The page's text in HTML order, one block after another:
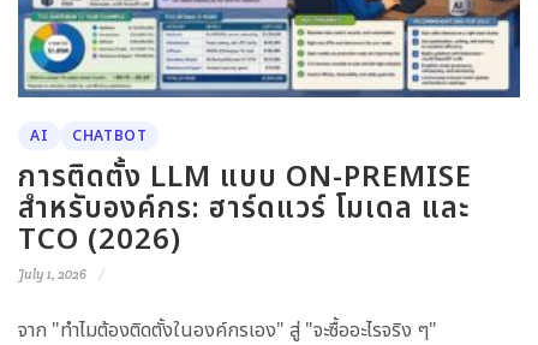
AI CHATBOT
การติดตั้ง LLM แบบ ON-PREMISE
สำหรับองค์กร: ฮาร์ดแวร์ โมเดล และ
TCO (2026)
July 1, 2026
จาก "ทำไมต้องติดตั้งในองค์กรเอง" สู่ "จะซื้ออะไรจริง ๆ"